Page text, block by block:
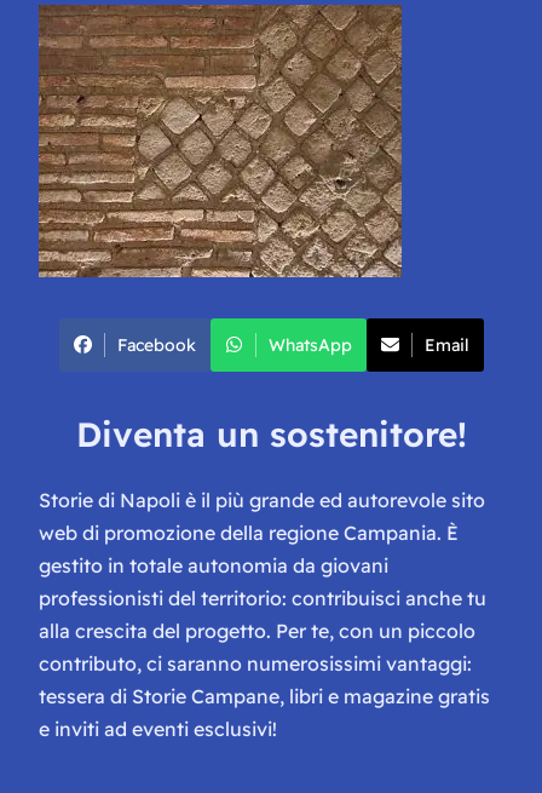
Facebook WhatsApp Email
Diventa un sostenitore!
Storie di Napoli è il più grande ed autorevole sito
web di promozione della regione Campania. È
gestito in totale autonomia da giovani
professionisti del territorio: contribuisci anche tu
alla crescita del progetto. Per te, con un piccolo
contributo, ci saranno numerosissimi vantaggi:
tessera di Storie Campane, libri e magazine gratis
e inviti ad eventi esclusivi!